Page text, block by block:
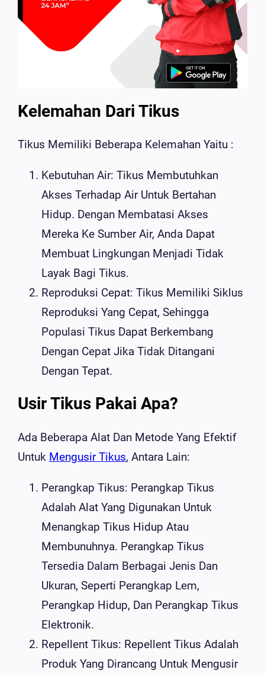
Kelemahan Dari Tikus
Tikus Memiliki Beberapa Kelemahan Yaitu :
Kebutuhan Air: Tikus Membutuhkan
Akses Terhadap Air Untuk Bertahan
Hidup. Dengan Membatasi Akses
Mereka Ke Sumber Air, Anda Dapat
Membuat Lingkungan Menjadi Tidak
Layak Bagi Tikus.
Reproduksi Cepat: Tikus Memiliki Siklus
Reproduksi Yang Cepat, Sehingga
Populasi Tikus Dapat Berkembang
Dengan Cepat Jika Tidak Ditangani
Dengan Tepat.
Usir Tikus Pakai Apa?
Ada Beberapa Alat Dan Metode Yang Efektif
Untuk Mengusir Tikus, Antara Lain:
Perangkap Tikus: Perangkap Tikus
Adalah Alat Yang Digunakan Untuk
Menangkap Tikus Hidup Atau
Membunuhnya. Perangkap Tikus
Tersedia Dalam Berbagai Jenis Dan
Ukuran, Seperti Perangkap Lem,
Perangkap Hidup, Dan Perangkap Tikus
Elektronik.
Repellent Tikus: Repellent Tikus Adalah
Produk Yang Dirancang Untuk Mengusir